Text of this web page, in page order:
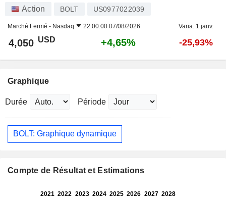
Action BOLT US0977022039
Marché Fermé - Nasdaq 22:00:00 07/08/2026 Varia. 1 janv.
4,050 USD +4,65% -25,93%
Graphique
Durée Période
BOLT: Graphique dynamique
Compte de Résultat et Estimations